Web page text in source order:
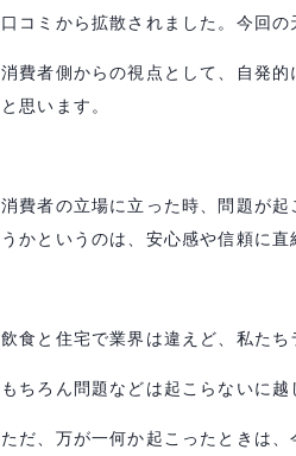
口コミから拡散されました。今回
消費者側からの視点として、自発
と思います。
消費者の立場に立った時、問題が
うかというのは、安心感や信頼に
飲食と住宅で業界は違えど、私た
もちろん問題などは起こらないに
ただ、万が一何か起こったときは